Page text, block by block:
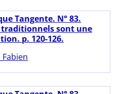
Tangente. N° 83.
traditionnels sont une
p. 120-126.